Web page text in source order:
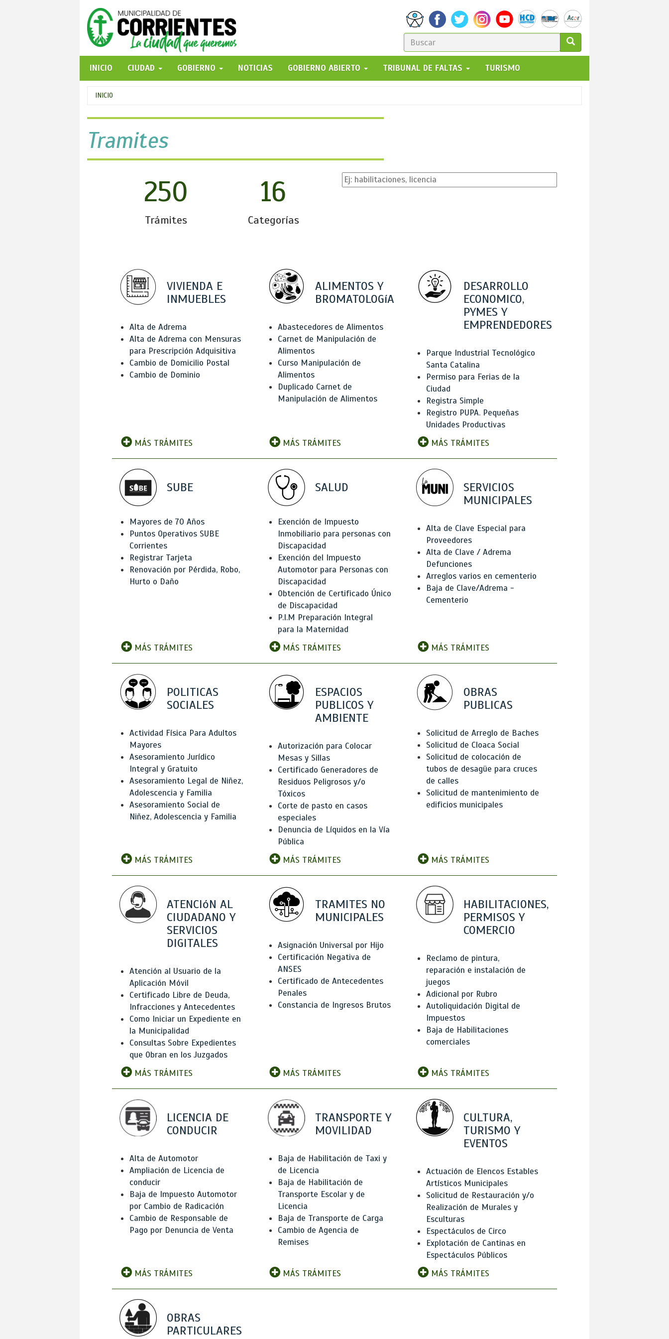
FORMULARIO
DE
BÚSQUEDA
GO!
INICIO
CIUDAD GOBIERNO NOTICIAS GOBIERNO ABIERTO TRIBUNAL DE FALTAS TURISMO
Se
encuentra
usted
aquí
INICIO
Tramites
250
Trámites
16
Categorías
VIVIENDA E
INMUEBLES
Alta de Adrema
Alta de Adrema con Mensuras
para Prescripción Adquisitiva
Cambio de Domicilio Postal
Cambio de Dominio
MÁS TRÁMITES
ALIMENTOS Y
BROMATOLOGíA
Abastecedores de Alimentos
Carnet de Manipulación de
Alimentos
Curso Manipulación de
Alimentos
Duplicado Carnet de
Manipulación de Alimentos
MÁS TRÁMITES
DESARROLLO
ECONOMICO,
PYMES Y
EMPRENDEDORES
Parque Industrial Tecnológico
Santa Catalina
Permiso para Ferias de la
Ciudad
Registra Simple
Registro PUPA. Pequeñas
Unidades Productivas
MÁS TRÁMITES
SUBE
Mayores de 70 Años
Puntos Operativos SUBE
Corrientes
Registrar Tarjeta
Renovación por Pérdida, Robo,
Hurto o Daño
MÁS TRÁMITES
SALUD
Exención de Impuesto
Inmobiliario para personas con
Discapacidad
Exención del Impuesto
Automotor para Personas con
Discapacidad
Obtención de Certificado Único
de Discapacidad
P.I.M Preparación Integral
para la Maternidad
MÁS TRÁMITES
SERVICIOS
MUNICIPALES
Alta de Clave Especial para
Proveedores
Alta de Clave / Adrema
Defunciones
Arreglos varios en cementerio
Baja de Clave/Adrema -
Cementerio
MÁS TRÁMITES
POLITICAS
SOCIALES
Actividad Física Para Adultos
Mayores
Asesoramiento Jurídico
Integral y Gratuito
Asesoramiento Legal de Niñez,
Adolescencia y Familia
Asesoramiento Social de
Niñez, Adolescencia y Familia
MÁS TRÁMITES
ESPACIOS
PUBLICOS Y
AMBIENTE
Autorización para Colocar
Mesas y Sillas
Certificado Generadores de
Residuos Peligrosos y/o
Tóxicos
Corte de pasto en casos
especiales
Denuncia de Líquidos en la Vía
Pública
MÁS TRÁMITES
OBRAS
PUBLICAS
Solicitud de Arreglo de Baches
Solicitud de Cloaca Social
Solicitud de colocación de
tubos de desagüe para cruces
de calles
Solicitud de mantenimiento de
edificios municipales
MÁS TRÁMITES
ATENCIóN AL
CIUDADANO Y
SERVICIOS
DIGITALES
Atención al Usuario de la
Aplicación Móvil
Certificado Libre de Deuda,
Infracciones y Antecedentes
Como Iniciar un Expediente en
la Municipalidad
Consultas Sobre Expedientes
que Obran en los Juzgados
MÁS TRÁMITES
TRAMITES NO
MUNICIPALES
Asignación Universal por Hijo
Certificación Negativa de
ANSES
Certificado de Antecedentes
Penales
Constancia de Ingresos Brutos
MÁS TRÁMITES
HABILITACIONES,
PERMISOS Y
COMERCIO
Reclamo de pintura,
reparación e instalación de
juegos
Adicional por Rubro
Autoliquidación Digital de
Impuestos
Baja de Habilitaciones
comerciales
MÁS TRÁMITES
LICENCIA DE
CONDUCIR
Alta de Automotor
Ampliación de Licencia de
conducir
Baja de Impuesto Automotor
por Cambio de Radicación
Cambio de Responsable de
Pago por Denuncia de Venta
MÁS TRÁMITES
TRANSPORTE Y
MOVILIDAD
Baja de Habilitación de Taxi y
de Licencia
Baja de Habilitación de
Transporte Escolar y de
Licencia
Baja de Transporte de Carga
Cambio de Agencia de
Remises
MÁS TRÁMITES
CULTURA,
TURISMO Y
EVENTOS
Actuación de Elencos Estables
Artísticos Municipales
Solicitud de Restauración y/o
Realización de Murales y
Esculturas
Espectáculos de Circo
Explotación de Cantinas en
Espectáculos Públicos
MÁS TRÁMITES
OBRAS
PARTICULARES